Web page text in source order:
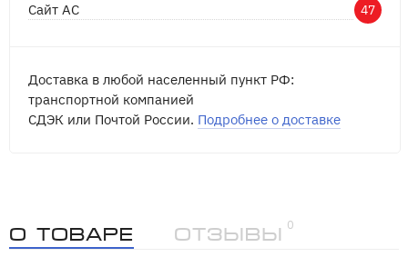
Сайт АС 47
Доставка в любой населенный пункт РФ:
транспортной компанией
СДЭК или Почтой России. Подробнее о доставке
О товаре Отзывы
0